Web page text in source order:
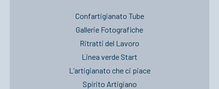
Confartigianato Tube
Gallerie Fotografiche
Ritratti del Lavoro
Linea verde Start
L’artigianato che ci piace
Spirito Artigiano